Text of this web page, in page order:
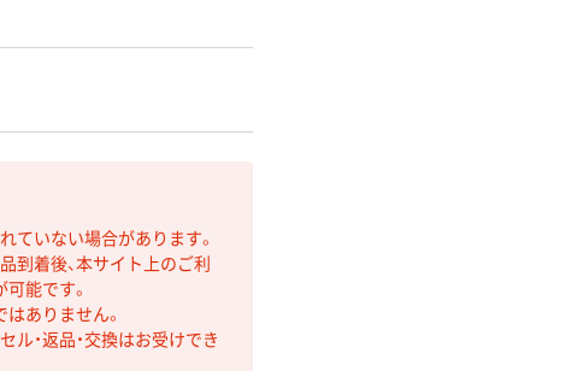
ていない場合があります。
到着後、本サイト上のご利
能です。
ありません。
ル・返品・交換はお受けでき